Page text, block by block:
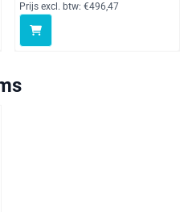
Prijs excl. btw: €496,47